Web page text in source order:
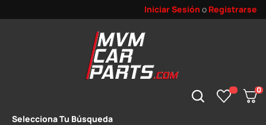
Iniciar Sesión o Registrarse
0
Selecciona Tu Búsqueda